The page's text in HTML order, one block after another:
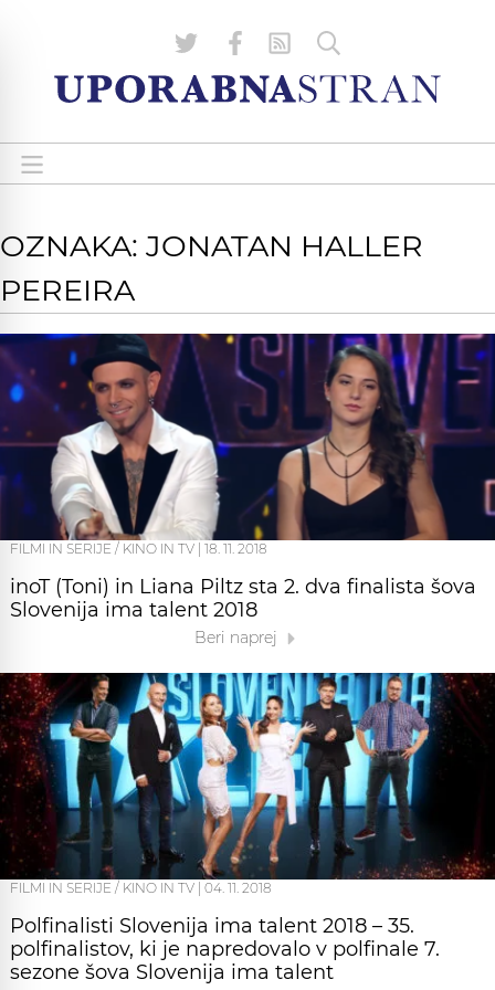
OZNAKA: JONATAN HALLER
PEREIRA
FILMI IN SERIJE / KINO IN TV 18. 11. 2018
inoT (Toni) in Liana Piltz sta 2. dva finalista šova
Slovenija ima talent 2018
Beri naprej
FILMI IN SERIJE / KINO IN TV 04. 11. 2018
Polfinalisti Slovenija ima talent 2018 – 35.
polfinalistov, ki je napredovalo v polfinale 7.
sezone šova Slovenija ima talent